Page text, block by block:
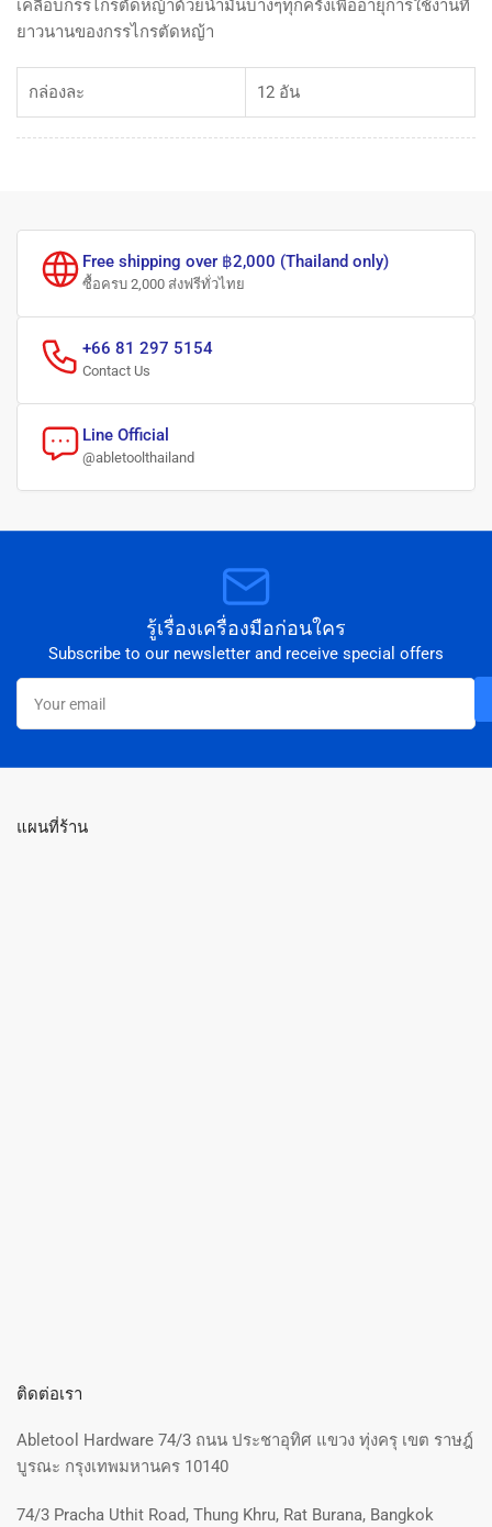
เคลือบกรรไกรตัดหญ้าด้วยน้ำมันบางๆทุกครั้งเพื่ออายุการใช้งานที่
ยาวนานของกรรไกรตัดหญ้า
กล่องละ 12 อัน
Free shipping over ฿2,000 (Thailand only)
ซื้อครบ 2,000 ส่งฟรีทั่วไทย
+66 81 297 5154
Contact Us
Line Official
@abletoolthailand
รู้เรื่องเครื่องมือก่อนใคร
Subscribe to our newsletter and receive special offers
Your
email
แผนที่ร้าน
ติดต่อเรา
Abletool Hardware 74/3 ถนน ประชาอุทิศ แขวง ทุ่งครุ เขต ราษฎ์
บูรณะ กรุงเทพมหานคร 10140
74/3 Pracha Uthit Road, Thung Khru, Rat Burana, Bangkok